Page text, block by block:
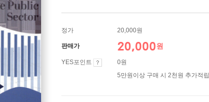
정가 20,000원
판매가 20,000원
YES포인트
0원
5만원이상 구매 시 2천원 추가적립